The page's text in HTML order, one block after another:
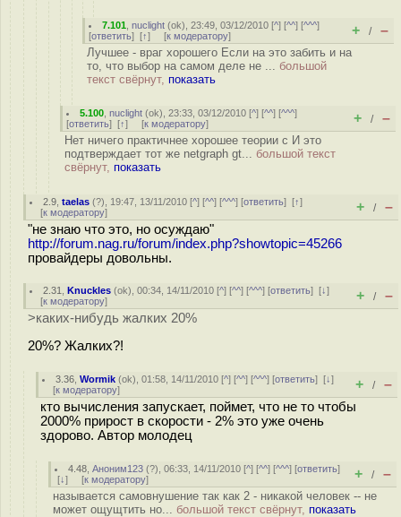
7.101 ,nuclight (ok), 23:49, 03/12/2010 [^] [^^] [^^^]
[ответить] [↑] [к модератору] + / –
Лучшее - враг хорошего Если на это забить и на
то, что выбор на самом деле не ... большой
текст свёрнут, показать
5.100 ,nuclight (ok), 23:33, 03/12/2010 [^] [^^] [^^^]
[ответить] [↑] [к модератору] + / –
Нет ничего практичнее хорошее теории с И это
подтверждает тот же netgraph gt... большой текст
свёрнут, показать
2.9 ,taelas (?), 19:47, 13/11/2010 [^] [^^] [^^^] [ответить][↑]
[к модератору] + / –
"не знаю что это, но осуждаю"
http://forum.nag.ru/forum/index.php?showtopic=45266
провайдеры довольны.
2.31 ,Knuckles (ok), 00:34, 14/11/2010 [^] [^^] [^^^] [ответить][↓]
[к модератору] + / –
>каких-нибудь жалких 20%
20%? Жалких?!
3.36 ,Wormik (ok), 01:58, 14/11/2010 [^] [^^] [^^^] [ответить][↓]
[к модератору] + / –
кто вычисления запускает, поймет, что не то чтобы
2000% прирост в скорости - 2% это уже очень
здорово. Автор молодец
4.48 ,Аноним123 (?), 06:33, 14/11/2010 [^] [^^] [^^^] [ответить]
[↓] [к модератору] + / –
называется самовнушение так как 2 - никакой человек -- не
может ощущтить но... большой текст свёрнут, показать